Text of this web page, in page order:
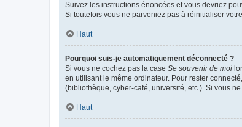
Suivez les instructions énoncées et vous devriez
Si toutefois vous ne parveniez pas à réinitialiser
Haut
Pourquoi suis-je automatiquement déconnecté ?
Si vous ne cochez pas la case Se souvenir de moi
en utilisant le même ordinateur. Pour rester
(bibliothèque, cyber-café, université, etc.). Si vous
Haut